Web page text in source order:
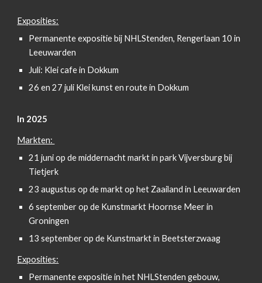
Exposities:
Permanente expositie bij NHLStenden, Rengerlaan 10 in
Leeuwarden
Juli: Klei cafe in Dokkum
26 en 27 juli Klei kunst en route in Dokkum
In 2025
Markten:
21 juni op de middernacht markt in park Vijversburg bij
Tietjerk
23 augustus op de markt op het Zaailand in Leeuwarden
6 september op de Kunstmarkt Hoornse Meer in
Groningen
13 september op de Kunstmarkt in Beetsterzwaag
Exposities:
Permanente expositie in het NHLStenden gebouw,